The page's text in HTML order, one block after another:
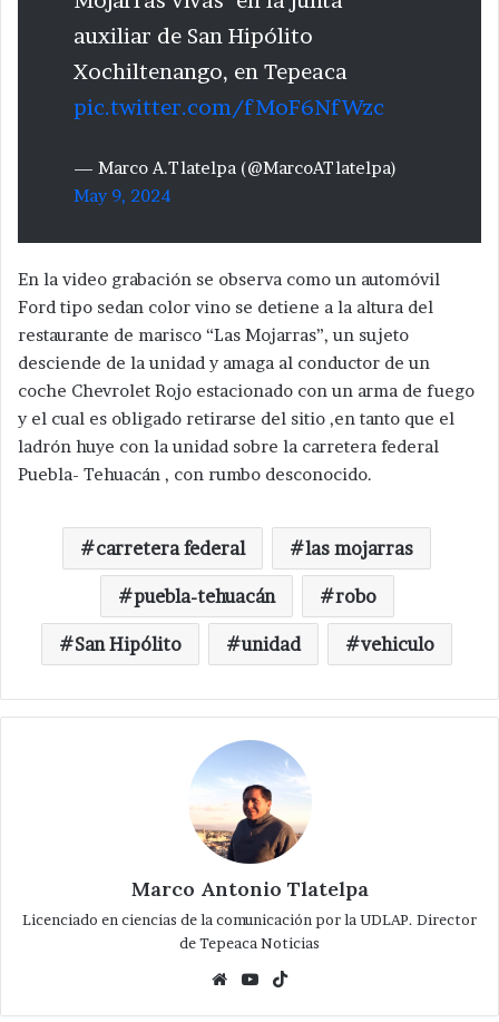
auxiliar de San Hipólito
Xochiltenango, en Tepeaca
pic.twitter.com/fMoF6NfWzc
— Marco A.Tlatelpa (@MarcoATlatelpa)
May 9, 2024
En la video grabación se observa como un automóvil
Ford tipo sedan color vino se detiene a la altura del
restaurante de marisco “Las Mojarras”, un sujeto
desciende de la unidad y amaga al conductor de un
coche Chevrolet Rojo estacionado con un arma de fuego
y el cual es obligado retirarse del sitio ,en tanto que el
ladrón huye con la unidad sobre la carretera federal
Puebla- Tehuacán , con rumbo desconocido.
carretera federal las mojarras
puebla-tehuacán robo
San Hipólito unidad vehiculo
Marco Antonio Tlatelpa
Licenciado en ciencias de la comunicación por la UDLAP. Director
de Tepeaca Noticias
WebsiteYouTube